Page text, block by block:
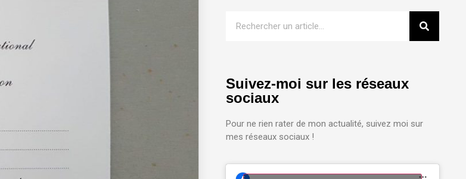
Suivez-moi sur les réseaux
sociaux
Pour ne rien rater de mon actualité, suivez moi sur
mes réseaux sociaux !